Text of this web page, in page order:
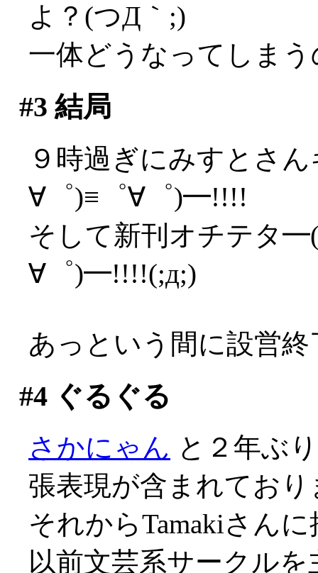
よ？(つД｀;)
一体どうなってしま
#3 結局
９時過ぎにみすとさ
∀゜)≡゜∀゜)━!!!!
そして新刊オチテタ
∀゜)━!!!!(;д;)
あっという間に設営終
#4ぐるぐる
さかにゃん と２年ぶ
張表現が含まれており
それからTamakiさん
以前文芸系サークル